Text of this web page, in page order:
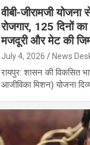
वीबी-जीरामजी
रोजगार, 125 दिनों
मजदूरी और मेट की
July 4, 2026 News
रायपुर: शासन की विकसित
आजीविका मिशन) योजना